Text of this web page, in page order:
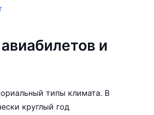
и
типы климата. В
круглый год